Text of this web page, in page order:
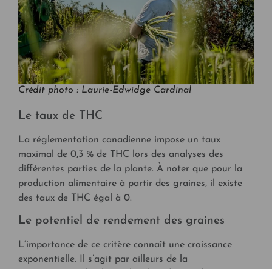
Crédit photo : Laurie-Edwidge Cardinal
Le taux de THC
La réglementation canadienne impose un taux
maximal de 0,3 % de THC lors des analyses des
différentes parties de la plante. À noter que pour la
production alimentaire à partir des graines, il existe
des taux de THC égal à 0.
Le potentiel de rendement des graines
L’importance de ce critère connaît une croissance
exponentielle. Il s’agit par ailleurs de la